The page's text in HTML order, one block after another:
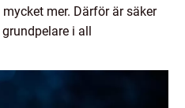
mer. Därför är säker
i all